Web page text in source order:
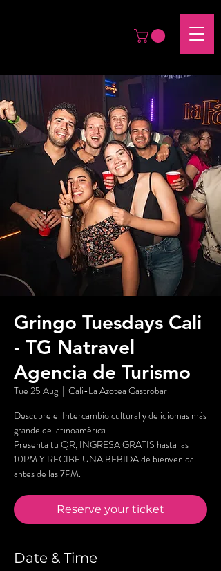
Gringo Tuesdays Cali
- TG Natravel
Agencia de Turismo
Tue 25 Aug
  |
Cali-La Azotea Gastrobar
Descubre el Intercambio cultural y de idiomas más
grande de latinoamérica.
Presenta tu QR, INGRESA GRATIS hasta las
10PM Y RECIBE UNA BEBIDA de bienvenida
antes de las 7PM.
Reserve your ticket
Date & Time